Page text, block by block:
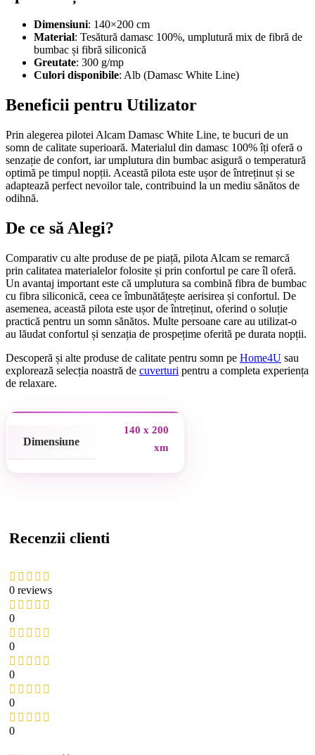
Dimensiuni: 140×200 cm
Material: Tesătură damasc 100%, umplutură mix de fibră de
bumbac și fibră siliconică
Greutate: 300 g/mp
Culori disponibile: Alb (Damasc White Line)
Beneficii pentru Utilizator
Prin alegerea pilotei Alcam Damasc White Line, te bucuri de un
somn de calitate superioară. Materialul din damasc 100% îți oferă o
senzație de confort, iar umplutura din bumbac asigură o temperatură
optimă pe timpul nopții. Această pilota este ușor de întreținut și se
adaptează perfect nevoilor tale, contribuind la un mediu sănătos de
odihnă.
De ce să Alegi?
Comparativ cu alte produse de pe piață, pilota Alcam se remarcă
prin calitatea materialelor folosite și prin confortul pe care îl oferă.
Un avantaj important este că umplutura sa combină fibra de bumbac
cu fibra siliconică, ceea ce îmbunătățește aerisirea și confortul. De
asemenea, această pilota este ușor de întreținut, oferind o soluție
practică pentru un somn sănătos. Multe persoane care au utilizat-o
au lăudat confortul și senzația de prospețime oferită pe durata nopții.
Descoperă și alte produse de calitate pentru somn pe Home4U sau
explorează selecția noastră de cuverturi pentru a completa experiența
de relaxare.
Dimensiune
140 x 200
xm
Recenzii clienti
0 reviews
0
0
0
0
0